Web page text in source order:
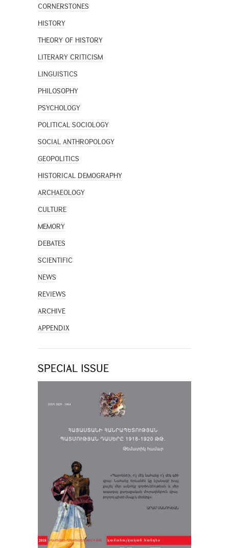
CORNERSTONES
HISTORY
THEORY OF HISTORY
LITERARY CRITICISM
LINGUISTICS
PHILOSOPHY
PSYCHOLOGY
POLITICAL SOCIOLOGY
SOCIAL ANTHROPOLOGY
GEOPOLITICS
HISTORICAL DEMOGRAPHY
ARCHAEOLOGY
CULTURE
MEMORY
DEBATES
SCIENTIFIC
NEWS
REVIEWS
ARCHIVE
APPENDIX
SPECIAL ISSUE